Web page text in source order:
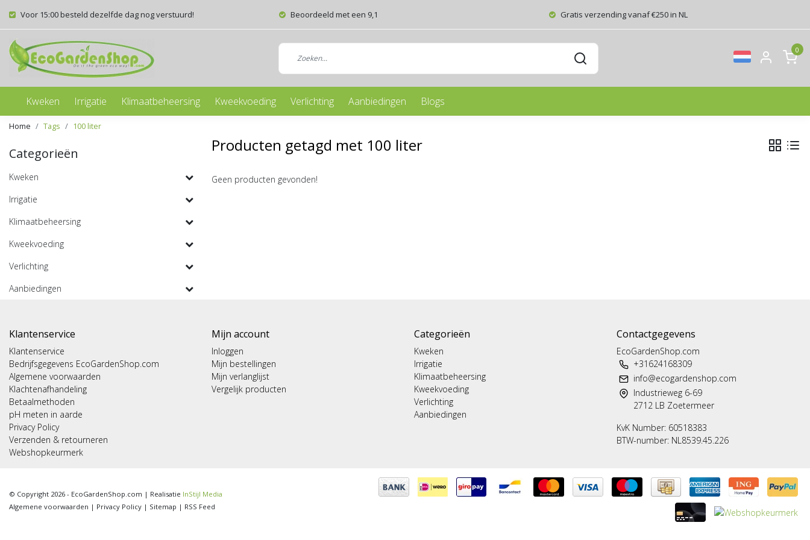
Voor 15:00 besteld dezelfde dag nog verstuurd! Beoordeeld met een 9,1 Gratis verzending vanaf €250 in NL
0
Kweken Irrigatie Klimaatbeheersing Kweekvoeding Verlichting Aanbiedingen Blogs
Home Tags 100 liter
Categorieën
Kweken
Irrigatie
Klimaatbeheersing
Kweekvoeding
Verlichting
Aanbiedingen
Producten getagd met 100 liter
Geen producten gevonden!
Klantenservice
Klantenservice
Bedrijfsgegevens EcoGardenShop.com
Algemene voorwaarden
Klachtenafhandeling
Betaalmethoden
pH meten in aarde
Privacy Policy
Verzenden & retourneren
Webshopkeurmerk
Mijn account
Inloggen
Mijn bestellingen
Mijn verlanglijst
Vergelijk producten
Categorieën
Kweken
Irrigatie
Klimaatbeheersing
Kweekvoeding
Verlichting
Aanbiedingen
Contactgegevens
EcoGardenShop.com
+31624168309
info@ecogardenshop.com
Industrieweg 6-69
2712 LB Zoetermeer
KvK Number: 60518383
BTW-number: NL8539.45.226
© Copyright 2026 - EcoGardenShop.com | Realisatie InStijl Media
Algemene voorwaarden | Privacy Policy | Sitemap | RSS Feed